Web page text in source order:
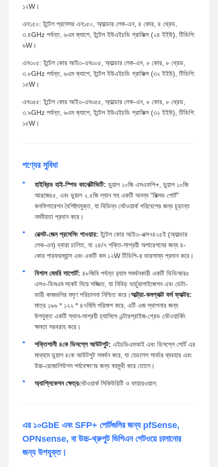
১২W।
এন১৫০: ইন্টেল প্রসেসর এন১৫০, অ্যাল্ডার লেক-এন, ৪ কোর, ৪ থ্রেড,
৩.৪GHz পর্যন্ত, ৬এম ক্যাশে, ইন্টেল ইউএইচডি গ্রাফিক্স (২৪ ইইউ), টিডিপি:
৬W।
এন৩০৫: ইন্টেল কোর আই৩-এন৩০৫, অ্যাল্ডার লেক-এন, ৮ কোর, ৮ থ্রেড,
৩.৮GHz পর্যন্ত, ৬এম ক্যাশে, ইন্টেল ইউএইচডি গ্রাফিক্স (৩২ ইইউ), টিডিপি:
১৫W।
এন৩৫৫: ইন্টেল কোর আই৩-এন৩৫৫, অ্যাল্ডার লেক-এন, ৮ কোর, ৮ থ্রেড,
৩.৯GHz পর্যন্ত, ৬এম ক্যাশে, ইন্টেল ইউএইচডি গ্রাফিক্স (৩২ ইইউ), টিডিপি:
১৫W।
পণ্যের সুবিধা
হাইব্রিড হাই-স্পিড কানেক্টিভিটি: ডুয়াল ১০জি এসএফপি+, ডুয়াল ১০জি
আরজে৪৫, এবং ডুয়াল ২.৫জি ল্যান সহ একটি অনন্য "মিক্সড পোর্ট"
কনফিগারেশন বৈশিষ্ট্যযুক্ত, যা বিভিন্ন নেটওয়ার্ক পরিবেশের জন্য চূড়ান্ত
নমনীয়তা প্রদান করে।
নেক্সট-জেন প্রসেসিং পাওয়ার: ইন্টেল কোর আই৩-এক্স৭৪২৫ই (অ্যাল্ডার
লেক-এন) দ্বারা চালিত, যা ২৪/৭ শক্তি-সাশ্রয়ী অপারেশনের জন্য ৪-
কোর পারফরম্যান্স এবং একটি কম ১২W টিডিপি-র ভারসাম্য প্রদান করে।
বিশাল মেমরি সাপোর্ট: ৪৮জিবি পর্যন্ত র‍্যাম সমর্থনকারী একটি ডিডিআর৫
এসও-ডিমএম সকেট দিয়ে সজ্জিত, যা নিবিড় ভার্চুয়ালাইজেশন এবং ডেটা-
ভারী কাজগুলির মসৃণ পরিচালনা নিশ্চিত করে।আল্ট্রা-কমপ্যাক্ট ফর্ম ফ্যাক্টর:
মাত্র ১৯৬ * ১২২ * ৪৭মিমি পরিমাপ করে, এটি এজ স্থাপনার জন্য
উপযুক্ত একটি স্থান-সাশ্রয়ী চ্যাসিসে এন্টারপ্রাইজ-গ্রেড নেটওয়ার্কিং
ক্ষমতা সরবরাহ করে।
শক্তিশালী ৪কে ডিসপ্লে আউটপুট: এইচডিএমআই এবং ডিসপ্লে পোর্ট এর
মাধ্যমে ডুয়াল ৪কে আউটপুট সমর্থন করে, যা হেডলেস সার্ভার ব্যবহার এবং
উচ্চ-রেজোলিউশন পর্যবেক্ষণের জন্য বহুমুখী করে তোলে।
অ্যাপ্লিকেশন ক্ষেত্রনেটওয়ার্ক সিকিউরিটি ও ফায়ারওয়াল:
এর ১০GbE এবং SFP+ পোর্টগুলির জন্য pfSense,
OPNsense, বা উচ্চ-থ্রুপুট ভিপিএন গেটওয়ে চালানোর
জন্য উপযুক্ত।